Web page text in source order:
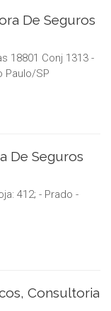
De Seguros
18801 Conj 1313 -
Paulo/SP
De Seguros
412; - Prado -
Consultoria